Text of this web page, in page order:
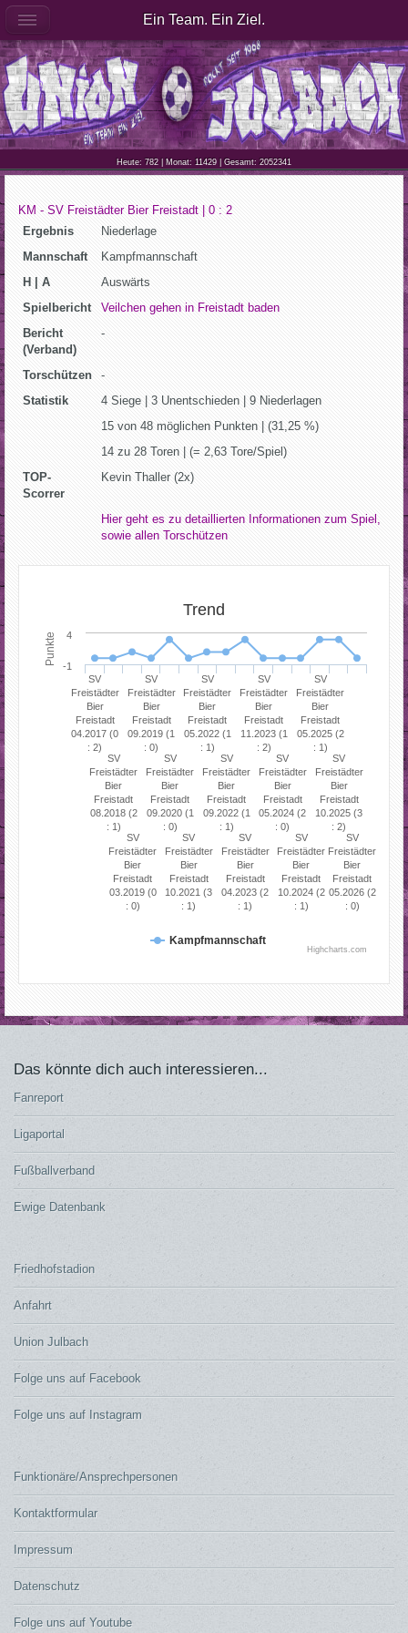
Heute: 782 | Monat: 11429 | Gesamt: 2052341
KM - SV Freistädter Bier Freistadt | 0 : 2
Ergebnis
Niederlage
Mannschaft
Kampfmannschaft
H | A
Auswärts
Spielbericht
Veilchen gehen in Freistadt baden
Bericht
(Verband)
-
Torschützen
-
Statistik
4 Siege | 3 Unentschieden | 9 Niederlagen
15 von 48 möglichen Punkten | (31,25 %)
14 zu 28 Toren | (= 2,63 Tore/Spiel)
TOP-
Scorrer
Kevin Thaller (2x)
Hier geht es zu detaillierten Informationen zum Spiel,
sowie allen Torschützen
Punkte
Trend
Kampfmannschaft
SV
Freistädter
Bier
Freistadt
04.2017 (0
: 2)
SV
Freistädter
Bier
Freistadt
08.2018 (2
: 1)
SV
Freistädter
Bier
Freistadt
03.2019 (0
: 0)
SV
Freistädter
Bier
Freistadt
09.2019 (1
: 0)
SV
Freistädter
Bier
Freistadt
09.2020 (1
: 0)
SV
Freistädter
Bier
Freistadt
10.2021 (3
: 1)
SV
Freistädter
Bier
Freistadt
05.2022 (1
: 1)
SV
Freistädter
Bier
Freistadt
09.2022 (1
: 1)
SV
Freistädter
Bier
Freistadt
04.2023 (2
: 1)
SV
Freistädter
Bier
Freistadt
11.2023 (1
: 2)
SV
Freistädter
Bier
Freistadt
05.2024 (2
: 0)
SV
Freistädter
Bier
Freistadt
10.2024 (2
: 1)
SV
Freistädter
Bier
Freistadt
05.2025 (2
: 1)
SV
Freistädter
Bier
Freistadt
10.2025 (3
: 2)
SV
Freistädter
Bier
Freistadt
05.2026 (2
: 0)
-1
4
Highcharts.com
Das könnte dich auch interessieren...
Fanreport
Ligaportal
Fußballverband
Ewige Datenbank
Friedhofstadion
Anfahrt
Union Julbach
Folge uns auf Facebook
Folge uns auf Instagram
Funktionäre/Ansprechpersonen
Kontaktformular
Impressum
Datenschutz
Folge uns auf Youtube
Ein Team. Ein Ziel.